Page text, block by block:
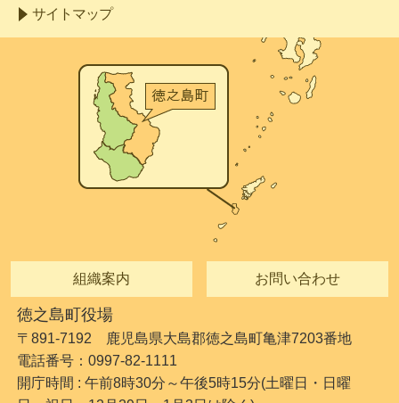
サイトマップ
組織案内 お問い合わせ
徳之島町役場
〒891-7192 鹿児島県大島郡徳之島町亀津7203番地
電話番号：0997-82-1111
開庁時間 : 午前8時30分～午後5時15分(土曜日・日曜